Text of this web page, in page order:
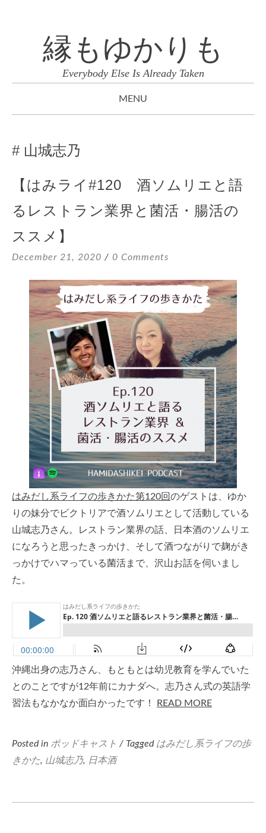
縁もゆかりも
Everybody Else Is Already Taken
MENU
山城志乃
【はみライ#120 酒ソムリエと語
るレストラン業界と菌活・腸活の
ススメ】
December 21, 2020 0 Comments
はみだし系ライフの歩きかた第120回 のゲストは、ゆか
りの妹分でビクトリアで酒ソムリエとして活動している
山城志乃さん。レストラン業界の話、日本酒のソムリエ
になろうと思ったきっかけ、そして酒つながりで麹がき
っかけでハマっている菌活まで、沢山お話を伺いまし
た。
沖縄出身の志乃さん、もともとは幼児教育を学んでいた
とのことですが12年前にカナダへ。志乃さん式の英語学
習法もなかなか面白かったです！
READ MORE
Posted in ポッドキャスト / Tagged はみだし系ライフの歩
きかた, 山城志乃, 日本酒